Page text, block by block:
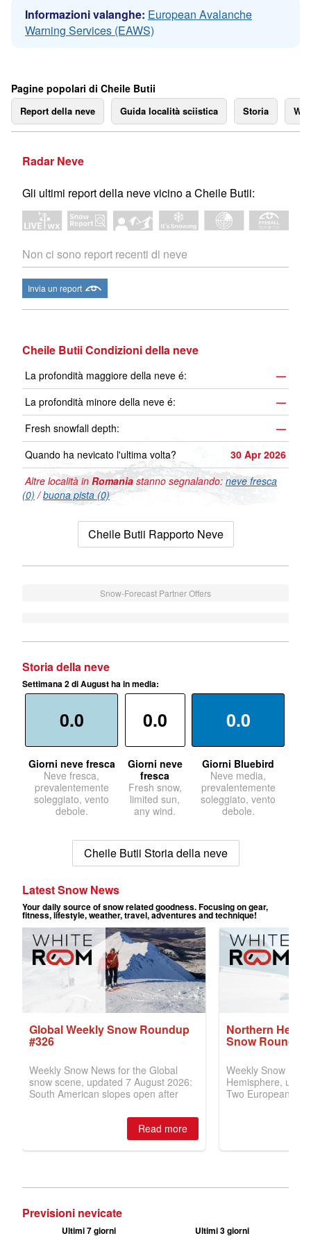
Informazioni valanghe: European Avalanche
Warning Services (EAWS)
Pagine popolari di Cheile Butii
Report della neve Guida località sciistica Storia
Radar Neve
Gli ultimi report della neve vicino a Cheile Butii:
Non ci sono report recenti di neve
Invia un report
Cheile Butii Condizioni della neve
La profondità maggiore della neve é:
—
La profondità minore della neve é:
—
Fresh snowfall depth:
—
Quando ha nevicato l'ultima volta?
30 Apr 2026
Altre località in Romania stanno segnalando: neve fresca
(0) /buona pista (0)
Cheile Butii Rapporto Neve
Snow-Forecast Partner Offers
Storia della neve
Settimana 2 di August ha in media:
0.0
Giorni neve fresca
Neve fresca,
prevalentemente
soleggiato, vento
debole.
0.0
Giorni neve
fresca
Fresh snow,
limited sun,
any wind.
0.0
Giorni Bluebird
Neve media,
prevalentemente
soleggiato, vento
debole.
Cheile Butii Storia della neve
Previsioni nevicate
Ultimi 7 giorni Ultimi 3 giorni